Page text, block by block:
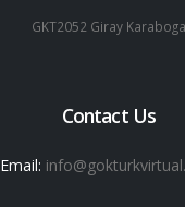
GKT2052 Giray Karaboga
Contact Us
Email: